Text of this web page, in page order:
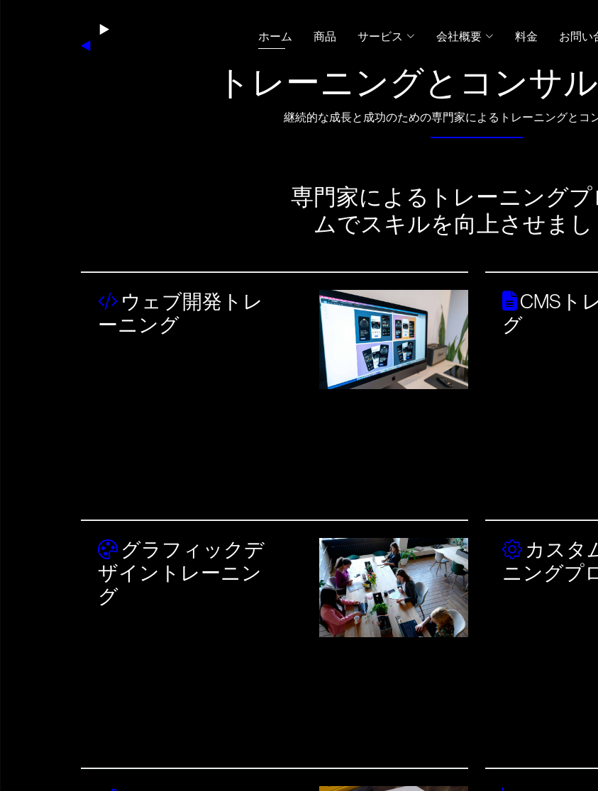
ホーム 商品 サービス 会社概要 料金 お問い
トレーニングとコンサ
継続的な成長と成功のための専門家によるトレーニングとコ
専門家によるトレーニングプ
ムでスキルを向上させまし
ウェブ開発トレ
ーニング
CMSト
グ
グラフィックデ
ザイントレーニン
グ
カスタ
ニングプ